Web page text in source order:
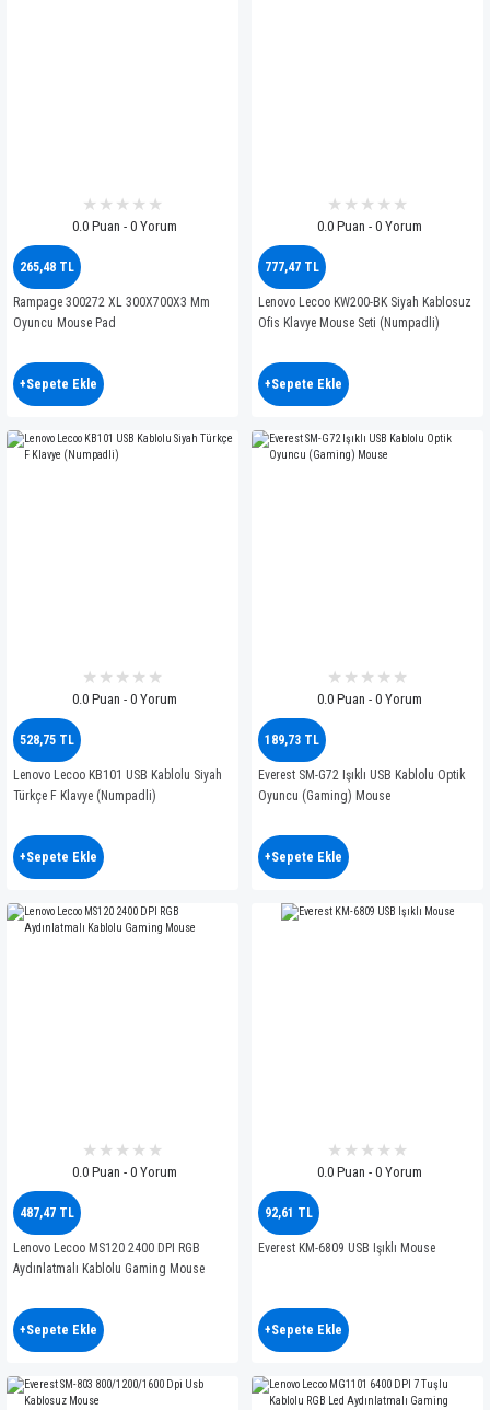
0.0 Puan - 0 Yorum
265,48 TL
Rampage 300272 XL 300X700X3 Mm
Oyuncu Mouse Pad
+Sepete Ekle
0.0 Puan - 0 Yorum
777,47 TL
Lenovo Lecoo KW200-BK Siyah Kablosuz
Ofis Klavye Mouse Seti (Numpadli)
+Sepete Ekle
0.0 Puan - 0 Yorum
528,75 TL
Lenovo Lecoo KB101 USB Kablolu Siyah
Türkçe F Klavye (Numpadli)
+Sepete Ekle
0.0 Puan - 0 Yorum
189,73 TL
Everest SM-G72 Işıklı USB Kablolu Optik
Oyuncu (Gaming) Mouse
+Sepete Ekle
0.0 Puan - 0 Yorum
487,47 TL
Lenovo Lecoo MS120 2400 DPI RGB
Aydınlatmalı Kablolu Gaming Mouse
+Sepete Ekle
0.0 Puan - 0 Yorum
92,61 TL
Everest KM-6809 USB Işıklı Mouse
+Sepete Ekle